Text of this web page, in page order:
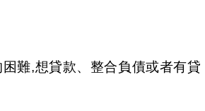
難,想貸款、整合負債或者有貸